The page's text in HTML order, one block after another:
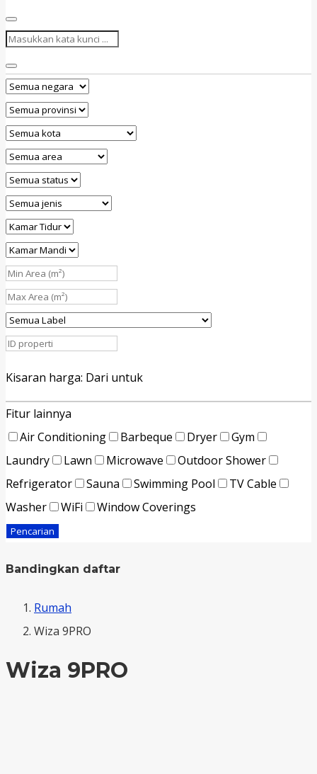
Kisaran harga: Dari untuk
Fitur lainnya
Air Conditioning
Barbeque Dryer
Gym
Laundry
Lawn Microwave
Outdoor Shower
Refrigerator
Sauna Swimming Pool
TV Cable
Washer
WiFi Window Coverings
Pencarian
Bandingkan daftar
Rumah
Wiza 9PRO
Wiza 9PRO